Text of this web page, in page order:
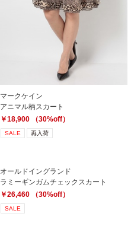
マークケイン
アニマル柄スカート
￥18,900 （30%off）
SALE 再入荷
オールドイングランド
ラミーギンガムチェックスカート
￥26,460 （30%off）
SALE